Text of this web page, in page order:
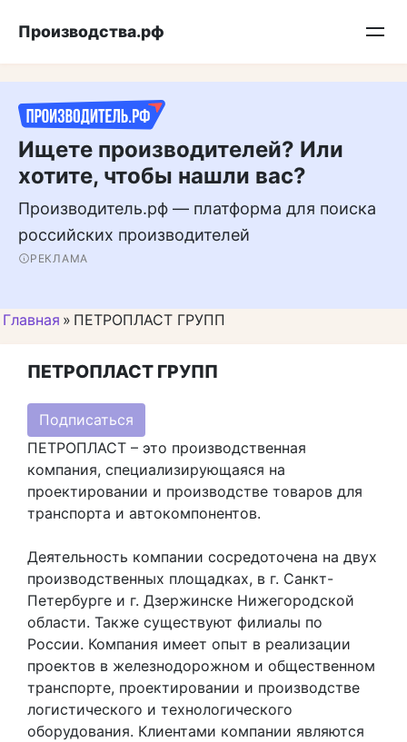
Подписывайтесь на нас в MAX
Производства.рф
Ищете производителей? Или
хотите, чтобы нашли вас?
Производитель.рф — платформа для поиска
российских производителей
РЕКЛАМА
Главная » ПЕТРОПЛАСТ ГРУПП
ПЕТРОПЛАСТ ГРУПП
Подписаться
ПЕТРОПЛАСТ – это производственная
компания, специализирующаяся на
проектировании и производстве товаров для
транспорта и автокомпонентов.
Деятельность компании сосредоточена на двух
производственных площадках, в г. Санкт-
Петербурге и г. Дзержинске Нижегородской
области. Также существуют филиалы по
России. Компания имеет опыт в реализации
проектов в железнодорожном и общественном
транспорте, проектировании и производстве
логистического и технологического
оборудования. Клиентами компании являются